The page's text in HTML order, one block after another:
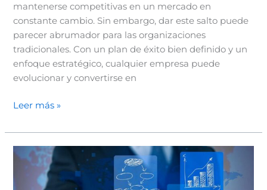
mantenerse competitivas en un mercado en
constante cambio. Sin embargo, dar este salto puede
parecer abrumador para las organizaciones
tradicionales. Con un plan de éxito bien definido y un
enfoque estratégico, cualquier empresa puede
evolucionar y convertirse en
Leer más »
Digital-
First:
La